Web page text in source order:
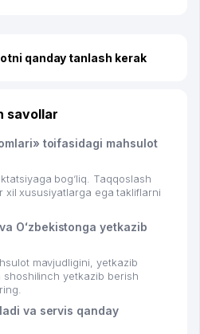
qanday tanlash kerak
savollar
toifasidagi mahsulot
bog‘liq. Taqqoslash
xil xususiyatlarga ega takliflarni
Oʻzbekistonga yetkazib
mavjudligini, yetkazib
shoshilinch yetkazib berish
va servis qanday